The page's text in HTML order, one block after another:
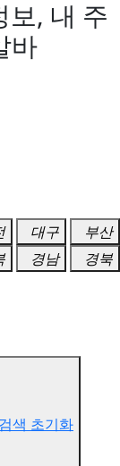
보, 내 주
바
대구
부산
경남
경북
검색 초기화